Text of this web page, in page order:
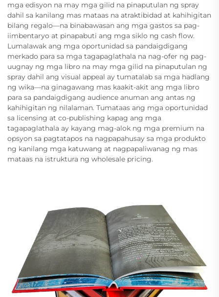
mga edisyon na may mga gilid na pinaputulan ng spray
dahil sa kanilang mas mataas na atraktibidad at kahihigitan
bilang regalo—na binabawasan ang mga gastos sa pag-
iimbentaryo at pinapabuti ang mga siklo ng cash flow.
Lumalawak ang mga oportunidad sa pandaigdigang
merkado para sa mga tagapaglathala na nag-ofer ng pag-
uugnay ng mga libro na may mga gilid na pinaputulan ng
spray dahil ang visual appeal ay tumatalab sa mga hadlang
ng wika—na ginagawang mas kaakit-akit ang mga libro
para sa pandaigdigang audience anuman ang antas ng
kahihigitan ng nilalaman. Tumataas ang mga oportunidad
sa licensing at co-publishing kapag ang mga
tagapaglathala ay kayang mag-alok ng mga premium na
opsyon sa pagtatapos na nagpapahusay sa mga produkto
ng kanilang mga katuwang at nagpapaliwanag ng mas
mataas na istruktura ng wholesale pricing.